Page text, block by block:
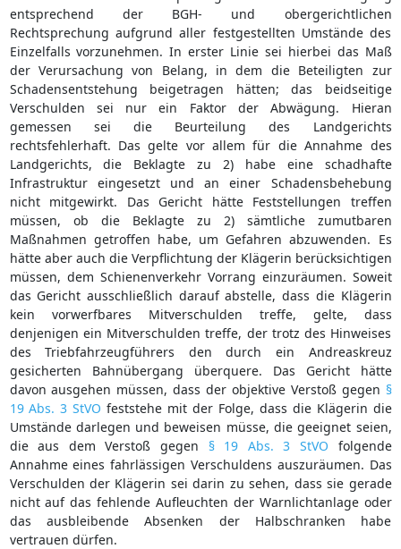
entsprechend der BGH- und obergerichtlichen
Rechtsprechung aufgrund aller festgestellten Umstände des
Einzelfalls vorzunehmen. In erster Linie sei hierbei das Maß
der Verursachung von Belang, in dem die Beteiligten zur
Schadensentstehung beigetragen hätten; das beidseitige
Verschulden sei nur ein Faktor der Abwägung. Hieran
gemessen sei die Beurteilung des Landgerichts
rechtsfehlerhaft. Das gelte vor allem für die Annahme des
Landgerichts, die Beklagte zu 2) habe eine schadhafte
Infrastruktur eingesetzt und an einer Schadensbehebung
nicht mitgewirkt. Das Gericht hätte Feststellungen treffen
müssen, ob die Beklagte zu 2) sämtliche zumutbaren
Maßnahmen getroffen habe, um Gefahren abzuwenden. Es
hätte aber auch die Verpflichtung der Klägerin berücksichtigen
müssen, dem Schienenverkehr Vorrang einzuräumen. Soweit
das Gericht ausschließlich darauf abstelle, dass die Klägerin
kein vorwerfbares Mitverschulden treffe, gelte, dass
denjenigen ein Mitverschulden treffe, der trotz des Hinweises
des Triebfahrzeugführers den durch ein Andreaskreuz
gesicherten Bahnübergang überquere. Das Gericht hätte
davon ausgehen müssen, dass der objektive Verstoß gegen §
19 Abs. 3 StVO feststehe mit der Folge, dass die Klägerin die
Umstände darlegen und beweisen müsse, die geeignet seien,
die aus dem Verstoß gegen § 19 Abs. 3 StVO folgende
Annahme eines fahrlässigen Verschuldens auszuräumen. Das
Verschulden der Klägerin sei darin zu sehen, dass sie gerade
nicht auf das fehlende Aufleuchten der Warnlichtanlage oder
das ausbleibende Absenken der Halbschranken habe
vertrauen dürfen.